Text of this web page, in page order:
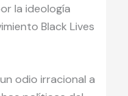
la ideología
Black Lives
odio irracional a